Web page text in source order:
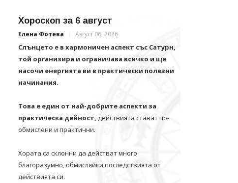
Хороскоп за 6 август
Елена Фотева Август 06, 2026
Слънцето е в хармоничен аспект със Сатурн,
той организира и ограничава всичко и щe
насочи енергията ви в практически полезни
начинания.
Това е един от най-добрите аспекти за
практическа дейност, действията стават по-
обмислени и практични.
Хората са склонни да действат много
благоразумно, обмисляйки последствията от
действията си.